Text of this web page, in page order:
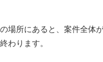
場所にあると、案件全体
わります。